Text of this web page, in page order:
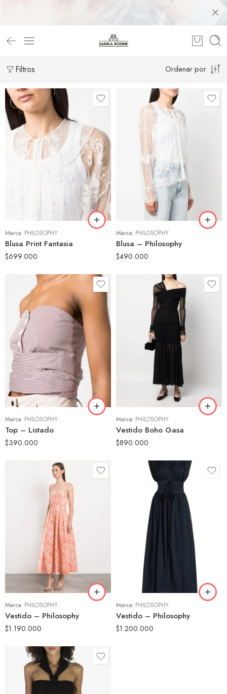
Filtros Ordenar por
Marca: PHILOSOPHY
Blusa Print Fantasia
$699.000
Marca: PHILOSOPHY
Blusa – Philosophy
$490.000
S
M
XS
Marca: PHILOSOPHY
Top – Listado
$390.000
40
42
Marca: PHILOSOPHY
Vestido Boho Gasa
$890.000
Marca: PHILOSOPHY
Vestido – Philosophy
$1.190.000
Marca: PHILOSOPHY
Vestido – Philosophy
$1.200.000
40
42